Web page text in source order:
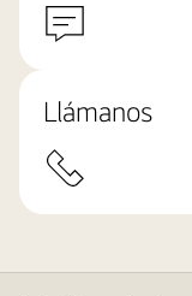
Llámanos